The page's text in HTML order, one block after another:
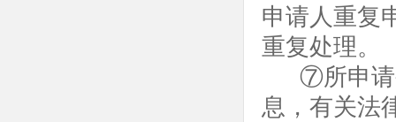
申请人重复
重复处理。
⑦所申请
息，有关法